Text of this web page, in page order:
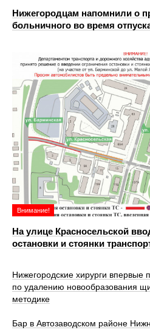
Нижегородцам напомнили о
больничного во время
Внимание!
На улице Красносельской
остановки и стоянки
Нижегородские хирурги впервые
по удалению новообразования
методике
Бар в Автозаводском районе